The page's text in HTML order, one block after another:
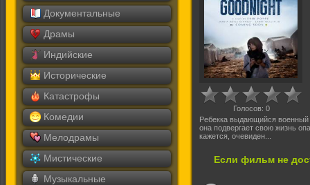
Документальные
Драмы
Индийские
Исторические
Катастрофы
Комедии
Мелодрамы
Мистические
Музыкальные
Голосов: 0
Ребекка выдающийся
она подвергает свою жизнь
кажется, очевиден...
Если фильм не